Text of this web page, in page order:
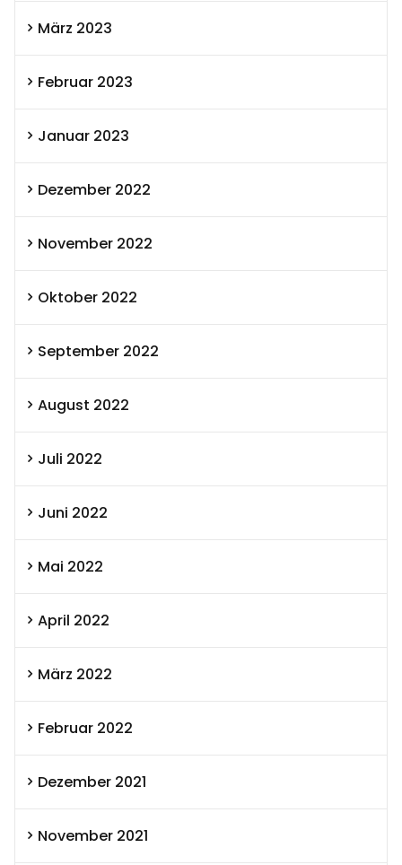
März 2023
Februar 2023
Januar 2023
Dezember 2022
November 2022
Oktober 2022
September 2022
August 2022
Juli 2022
Juni 2022
Mai 2022
April 2022
März 2022
Februar 2022
Dezember 2021
November 2021